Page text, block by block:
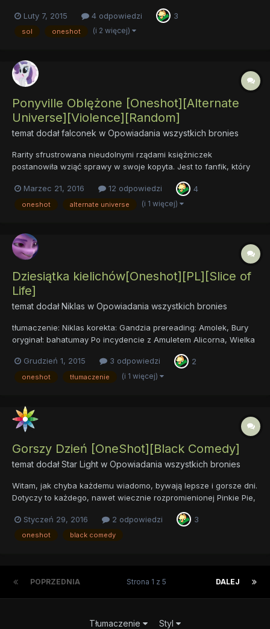
RZECZY, więc nie zwróci uwagi.) Teczka [slice of Life] [One-
Shot] [Comedy] Liczba stron: 12 Liczba słów: >5000 Opis: Wigili...
Luty 7, 2015 4 odpowiedzi 3
sol oneshot (i 2 więcej)
Ponyville Oblężone [Oneshot][Alternate
Universe][Violence][Random]
temat dodałfalconek w Opowiadania wszystkich bronies
Rarity sfrustrowana nieudolnymi rządami księżniczek
postanowiła wziąć sprawy w swoje kopyta. Jest to fanfik, który
1500 słów). Znajdziecie w nim nawiązania do pewnego
popularnego w fandomie opka i fragmenty, które sprawiają, że
Marzec 21, 2016 12 odpowiedzi 4
oneshot alternate universe (i 1 więcej)
Dziesiątka kielichów[Oneshot][PL][Slice of
Life]
temat dodałNiklas w Opowiadania wszystkich bronies
tłumaczenie: Niklas korekta: Gandzia prereading: Amolek, Bury
oryginał: bahatumay Po incydencie z Amuletem Alicorna, Wielka
ambicje i skupia się na wykonywaniu swoich sztuczek dla
źrebaków. Ale czy faktycznie jest to...
Grudzień 1, 2015 3 odpowiedzi 2
oneshot tłumaczenie (i 1 więcej)
Gorszy Dzień [OneShot][Black Comedy]
temat dodałStar Light w Opowiadania wszystkich bronies
Witam, jak chyba każdemu wiadomo, bywają lepsze i gorsze dni.
Dotyczy to każdego, nawet wiecznie rozpromienionej Pinkie Pie,
innych kucyków. Jednak nawet potężne słońce czasem zakryją
chmury, a piękna pogoda może zmienić się w ponurą,...
Styczeń 29, 2016 2 odpowiedzi 3
oneshot black comedy
POPRZEDNIA DALEJ
Strona 1 z 5
Tłumaczenie Styl